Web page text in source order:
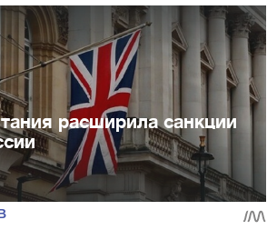
расширила санкции